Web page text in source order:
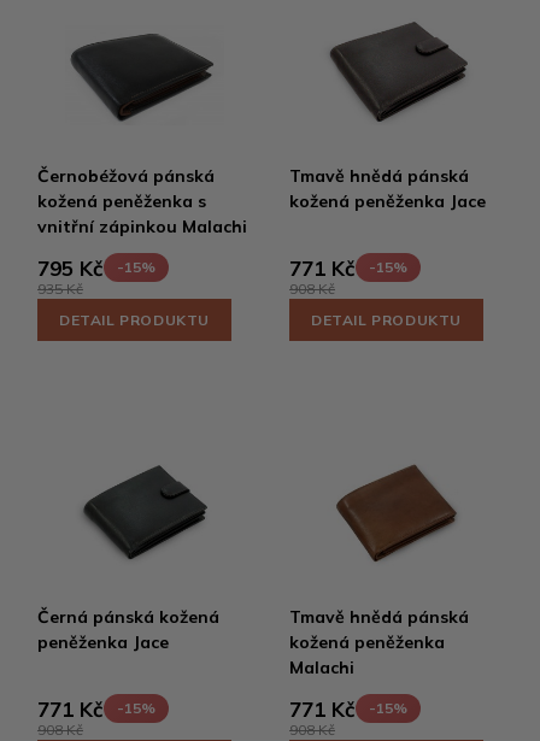
Černobéžová pánská
kožená peněženka s
vnitřní zápinkou Malachi
795 Kč
-15%
935 Kč
DETAIL PRODUKTU
Tmavě hnědá pánská
kožená peněženka Jace
771 Kč
-15%
908 Kč
DETAIL PRODUKTU
Černá pánská kožená
peněženka Jace
771 Kč
-15%
908 Kč
Tmavě hnědá pánská
kožená peněženka
Malachi
771 Kč
-15%
908 Kč